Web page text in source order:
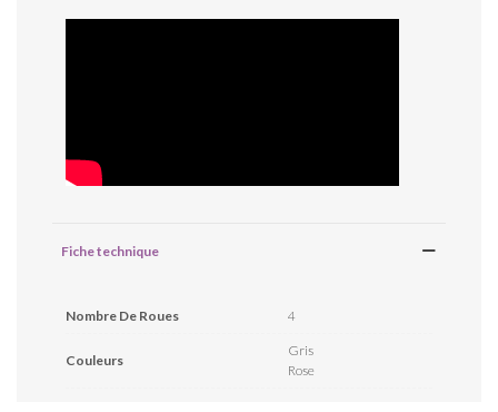
Fiche technique
Nombre De Roues 4
Couleurs
Gris
Rose